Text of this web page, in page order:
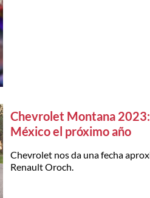
Chevrolet Montana
México el próximo año
Chevrolet nos da una fecha
Renault Oroch.